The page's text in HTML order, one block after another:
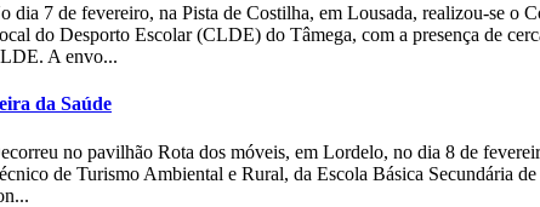
dia 7 de fevereiro, na Pista de Costilha, em Lousada, realizou-se o
do Desporto Escolar (CLDE) do Tâmega, com a presença de
A envo...
da Saúde
no pavilhão Rota dos móveis, em Lordelo, no dia 8 de
de Turismo Ambiental e Rural, da Escola Básica Secundária